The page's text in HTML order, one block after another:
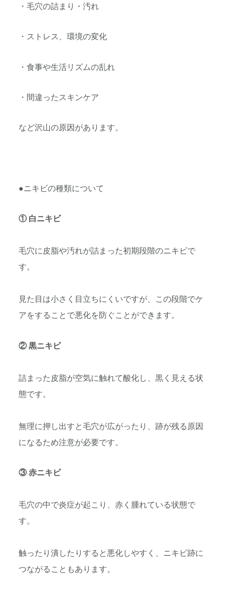
・毛穴の詰まり・汚れ
・ストレス、環境の変化
・食事や生活リズムの乱れ
・間違ったスキンケア
など沢山の原因があります。
●ニキビの種類について
① 白ニキビ
毛穴に皮脂や汚れが詰まった初期段階のニキビで
す。
見た目は小さく目立ちにくいですが、この段階でケ
アをすることで悪化を防ぐことができます。
② 黒ニキビ
詰まった皮脂が空気に触れて酸化し、黒く見える状
態です。
無理に押し出すと毛穴が広がったり、跡が残る原因
になるため注意が必要です。
③ 赤ニキビ
毛穴の中で炎症が起こり、赤く腫れている状態で
す。
触ったり潰したりすると悪化しやすく、ニキビ跡に
つながることもあります。